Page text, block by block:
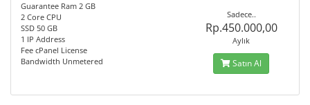
Guarantee Ram 2 GB
2 Core CPU
SSD 50 GB
1 IP Address
Fee cPanel License
Bandwidth Unmetered
Sadece..
Rp.450.000,00
Aylık
Satın Al